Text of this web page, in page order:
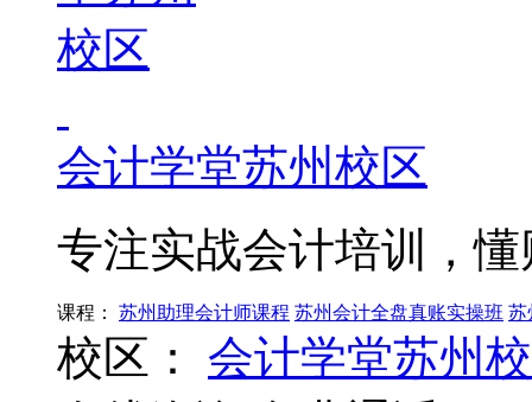
会计学堂苏州校区
专注实战会计培训，
课程： 苏州助理会计师课程 苏州会计全盘真账实操班 苏
校区：
会计学堂苏州